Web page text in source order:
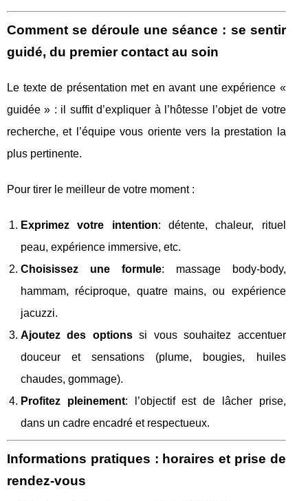
Comment se déroule une séance : se sentir
guidé, du premier contact au soin
Le texte de présentation met en avant une expérience «
guidée » : il suffit d’expliquer à l’hôtesse l’objet de votre
recherche, et l’équipe vous oriente vers la prestation la
plus pertinente.
Pour tirer le meilleur de votre moment :
Exprimez votre intention: détente, chaleur, rituel
peau, expérience immersive, etc.
Choisissez une formule: massage body‑body,
hammam, réciproque, quatre mains, ou expérience
jacuzzi.
Ajoutez des optionssi vous souhaitez accentuer
douceur et sensations (plume, bougies, huiles
chaudes, gommage).
Profitez pleinement: l’objectif est de lâcher prise,
dans un cadre encadré et respectueux.
Informations pratiques : horaires et prise de
rendez‑vous